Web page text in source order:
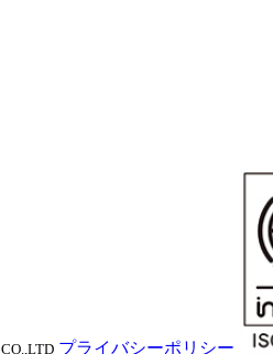
プライバシーポリシー